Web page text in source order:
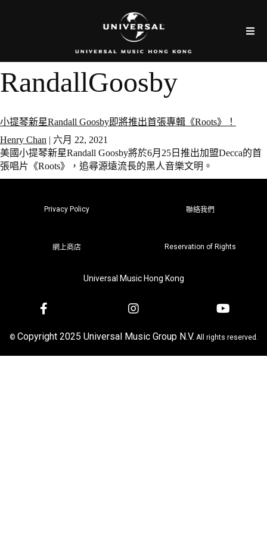
RandallGoosby
小提琴新星Randall Goosby即將推出首張專輯《Roots》！
Henry Chan | 六月 22, 2021
美國小提琴新星Randall Goosby將於6月25日推出加盟Decca的首
張唱片《Roots》，追尋源遠流長的黑人音樂文明。
Privacy Policy 聯絡我們
網上商店 Reservation of Rights
Universal Music Hong Kong
© Copyright 2025 Universal Music Group N.V. All rights reserved.